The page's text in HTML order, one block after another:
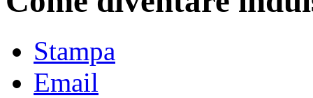
Stampa
Email